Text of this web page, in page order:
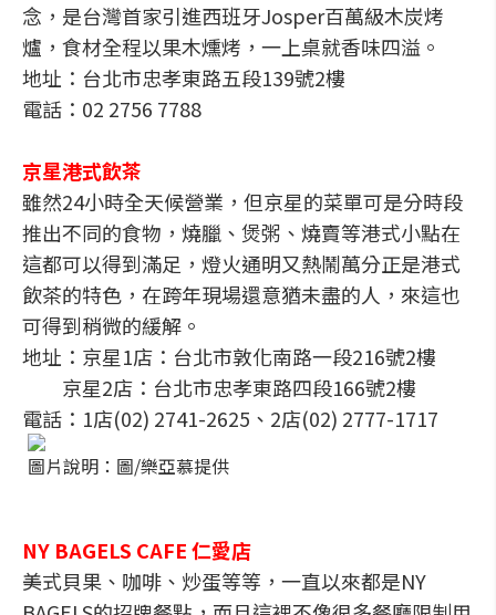
念，是台灣首家引進西班牙Josper百萬級木炭烤
爐，食材全程以果木燻烤，一上桌就香味四溢。
地址：台北市忠孝東路五段139號2樓
電話：02 2756 7788
京星港式飲茶
雖然24小時全天候營業，但京星的菜單可是分時段
推出不同的食物，燒臘、煲粥、燒賣等港式小點在
這都可以得到滿足，燈火通明又熱鬧萬分正是港式
飲茶的特色，在跨年現場還意猶未盡的人，來這也
可得到稍微的緩解。
地址：京星1店：台北市敦化南路一段216號2樓
京星2店：台北市忠孝東路四段166號2樓
電話：1店(02) 2741-2625、2店(02) 2777-1717
圖片說明：圖/樂亞慕提供
NY BAGELS CAFE 仁愛店
美式貝果、咖啡、炒蛋等等，一直以來都是NY